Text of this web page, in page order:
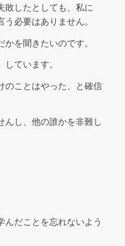
敗したとしても、私に
う必要はありません。
を聞きたいのです。
ています。
のことはやった、と確信
んし、他の誰かを非難し
んだことを忘れないよう